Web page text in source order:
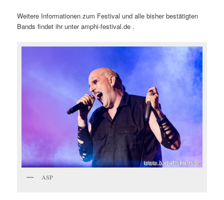
Weitere Informationen zum Festival und alle bisher bestätigten
Bands findet ihr unter amphi-festival.de .
ASP